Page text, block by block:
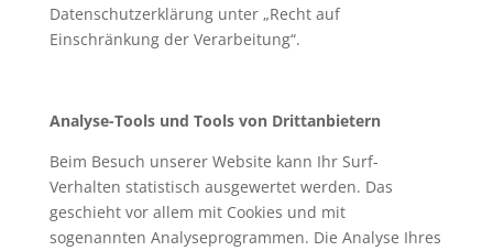
Datenschutzerklärung unter „Recht auf
Einschränkung der Verarbeitung“.
Analyse-Tools und Tools von Drittanbietern
Beim Besuch unserer Website kann Ihr Surf-
Verhalten statistisch ausgewertet werden. Das
geschieht vor allem mit Cookies und mit
sogenannten Analyseprogrammen. Die Analyse Ihres